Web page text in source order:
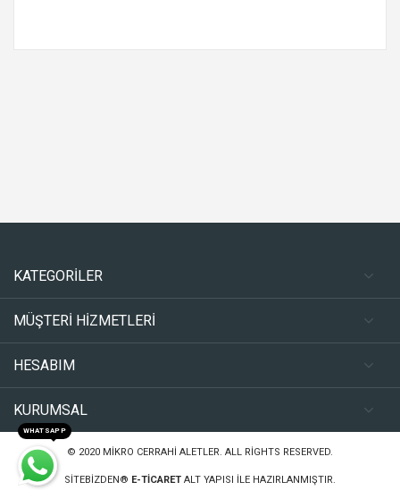
KATEGORİLER
MÜŞTERİ HİZMETLERİ
HESABIM
KURUMSAL
© 2020 MIKRO CERRAHI ALETLER. ALL RIGHTS RESERVED.
SITEBIZDEN® E-TICARET ALT YAPISI ILE HAZIRLANMIŞTIR.
WHATSAPP